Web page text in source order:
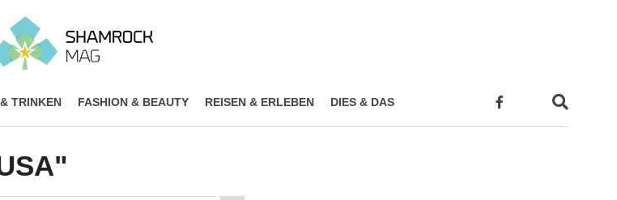
TRINKEN FASHION & BEAUTY REISEN & ERLEBEN DIES & DAS